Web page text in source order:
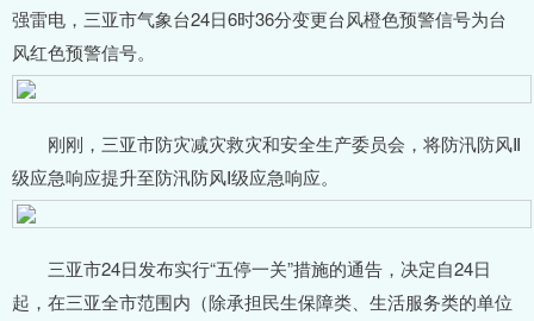
强雷电，三亚市气象台24日6时36分变更台风橙色预警信号为台
风红色预警信号。
刚刚，三亚市防灾减灾救灾和安全生产委员会，将防汛防风Ⅱ
级应急响应提升至防汛防风Ⅰ级应急响应。
三亚市24日发布实行“五停一关”措施的通告，决定自24日
起，在三亚全市范围内（除承担民生保障类、生活服务类的单位